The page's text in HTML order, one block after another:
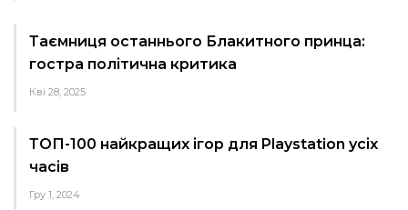
Таємниця останнього Блакитного принца:
гостра політична критика
Кві 28, 2025
ТОП-100 найкращих ігор для Playstation усіх
часів
Гру 1, 2024